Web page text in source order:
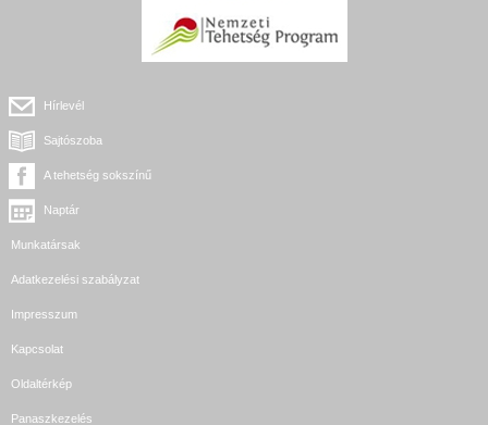
Hírlevél
Sajtószoba
A tehetség sokszínű
Naptár
Munkatársak
Adatkezelési szabályzat
Impresszum
Kapcsolat
Oldaltérkép
Panaszkezelés